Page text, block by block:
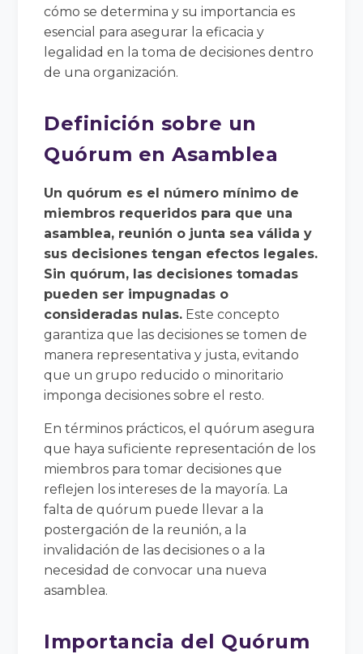
cómo se determina y su importancia es
esencial para asegurar la eficacia y
legalidad en la toma de decisiones dentro
de una organización.
Definición sobre un
Quórum en Asamblea
Un quórum es el número mínimo de
miembros requeridos para que una
asamblea, reunión o junta sea válida y
sus decisiones tengan efectos legales.
Sin quórum, las decisiones tomadas
pueden ser impugnadas o
consideradas nulas. Este concepto
garantiza que las decisiones se tomen de
manera representativa y justa, evitando
que un grupo reducido o minoritario
imponga decisiones sobre el resto.
En términos prácticos, el quórum asegura
que haya suficiente representación de los
miembros para tomar decisiones que
reflejen los intereses de la mayoría. La
falta de quórum puede llevar a la
postergación de la reunión, a la
invalidación de las decisiones o a la
necesidad de convocar una nueva
asamblea.
Importancia del Quórum